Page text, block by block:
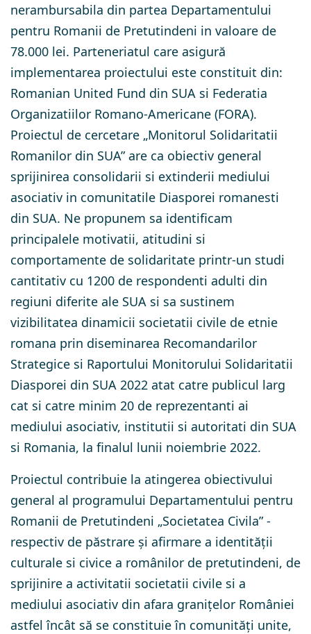
nerambursabila din partea Departamentului
pentru Romanii de Pretutindeni in valoare de
78.000 lei. Parteneriatul care asigură
implementarea proiectului este constituit din:
Romanian United Fund din SUA si Federatia
Organizatiilor Romano-Americane (FORA).
Proiectul de cercetare „Monitorul Solidaritatii
Romanilor din SUA” are ca obiectiv general
sprijinirea consolidarii si extinderii mediului
asociativ in comunitatile Diasporei romanesti
din SUA. Ne propunem sa identificam
principalele motivatii, atitudini si
comportamente de solidaritate printr-un studi
cantitativ cu 1200 de respondenti adulti din
regiuni diferite ale SUA si sa sustinem
vizibilitatea dinamicii societatii civile de etnie
romana prin diseminarea Recomandarilor
Strategice si Raportului Monitorului Solidaritatii
Diasporei din SUA 2022 atat catre publicul larg
cat si catre minim 20 de reprezentanti ai
mediului asociativ, institutii si autoritati din SUA
si Romania, la finalul lunii noiembrie 2022.
Proiectul contribuie la atingerea obiectivului
general al programului Departamentului pentru
Romanii de Pretutindeni „Societatea Civila” -
respectiv de păstrare și afirmare a identității
culturale si civice a românilor de pretutindeni, de
sprijinire a activitatii societatii civile si a
mediului asociativ din afara granițelor României
astfel încât să se constituie în comunități unite,